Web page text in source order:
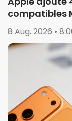
compatibles
8 Aug. 2026 •